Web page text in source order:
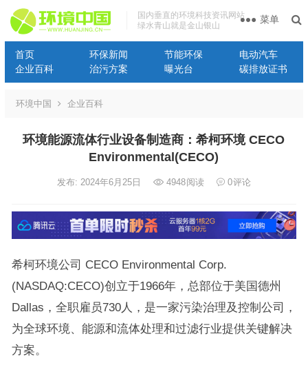
国内垂直的环境科技资讯网站
绿水青山就是金山银山
首页 环保新闻 节能环保
电动汽车
企业百科
治污方案 曝光台 碳排放证书
菜单
环境中国 企业百科
环境能源流体行业设备制造商：希柯环境 CECO
Environmental(CECO)
发布: 2024年6月25日 4948阅读 0评论
希柯环境公司 CECO Environmental Corp.
(NASDAQ:CECO)创立于1966年，总部位于美国德州
Dallas，全职雇员730人，是一家污染治理及控制公司，
为全球环境、能源和流体处理和过滤行业提供关键解决
方案。